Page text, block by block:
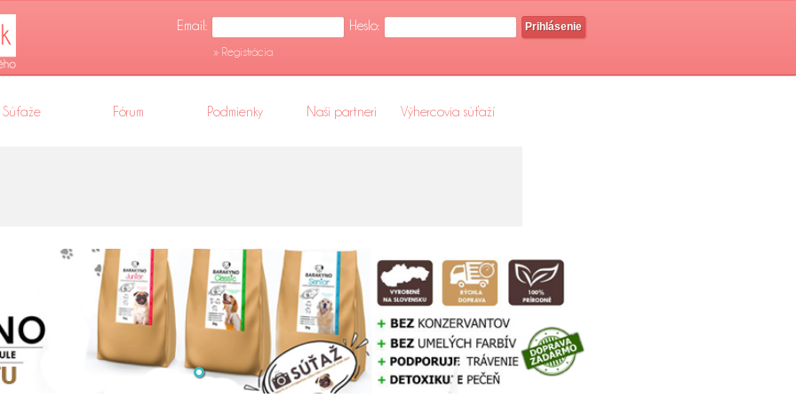
Email: Heslo:
Prihlásenie
» Registrácia
Súťaže Fórum Podmienky Naši partneri Výhercovia súťaží